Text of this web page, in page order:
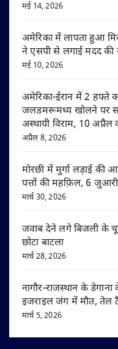
मई 14, 2026
अमेरिका में लापता हुआ
ने एसपी से लगाई मदद की
मई 10, 2026
अमेरिका-ईरान में 2 हफ्ते
जलडमरूमध्य खोलने पर
अस्थायी विराम, 10 अप्रैल
अप्रैल 8, 2026
मोरछी में मुर्गा लड़ाई
पत्तों की महफ़िल, 6
मार्च 30, 2026
जवाब देने लगे बिजली के
छोटा बाटला
मार्च 28, 2026
नागौर-राजस्थान के डेगाना
इजराइल जंग में मौत, तेल
मार्च 5, 2026